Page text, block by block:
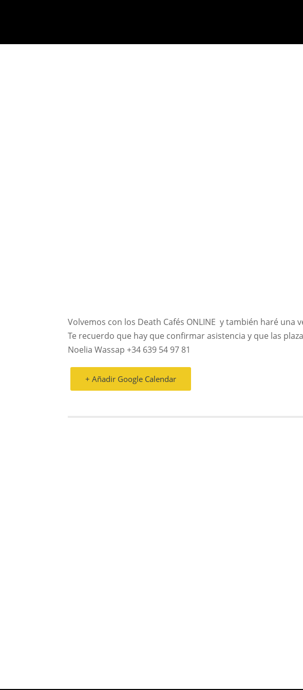
Volvemos con los Death Cafés ONLINE y también haré una
Te recuerdo que hay que confirmar asistencia y que las
Noelia Wassap +34 639 54 97 81
+ Añadir Google Calendar